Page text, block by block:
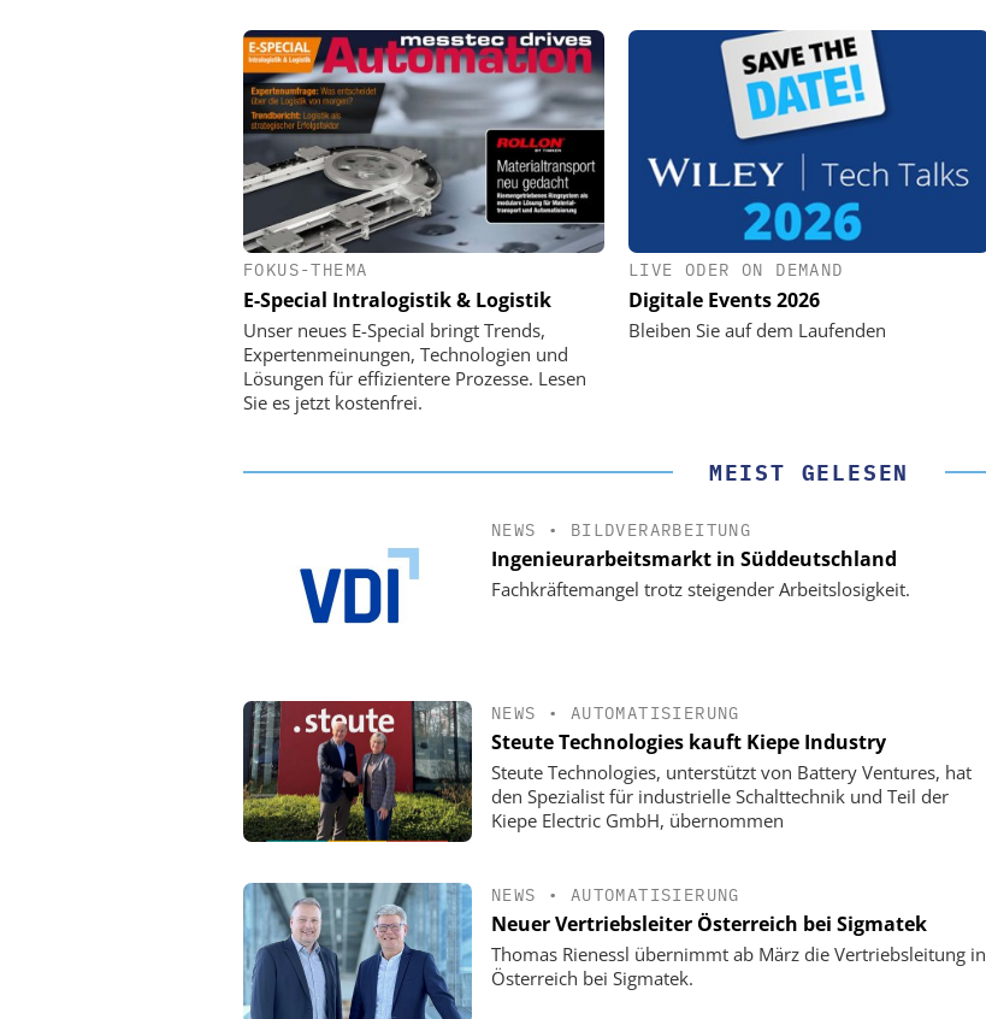
FOKUS-THEMA
E-Special Intralogistik & Logistik
Unser neues E-Special bringt Trends,
Expertenmeinungen, Technologien und
Lösungen für effizientere Prozesse. Lesen
Sie es jetzt kostenfrei.
LIVE ODER ON DEMAND
Digitale Events 2026
Bleiben Sie auf dem Laufenden
PHYSIK INSTRUMENTE (PI) SE &
CO. KG
Optische Laserlinks für LEO-
Satelliten: Blitzschnelle Präzision mit
PI-Kippspiegeln!
PHYSIK INSTRUMENTE (PI) SE &
CO. KG
Optische Laserlinks für LEO-
MEIST GELESEN
NEWS • BILDVERARBEITUNG
Ingenieurarbeitsmarkt in Süddeutschland
Fachkräftemangel trotz steigender Arbeitslosigkeit.
NEWS • AUTOMATISIERUNG
Steute Technologies kauft Kiepe Industry
Steute Technologies, unterstützt von Battery Ventures, hat
den Spezialist für industrielle Schalttechnik und Teil der
Kiepe Electric GmbH, übernommen
NEWS • AUTOMATISIERUNG
Neuer Vertriebsleiter Österreich bei Sigmatek
Thomas Rienessl übernimmt ab März die Vertriebsleitung in
Österreich bei Sigmatek.